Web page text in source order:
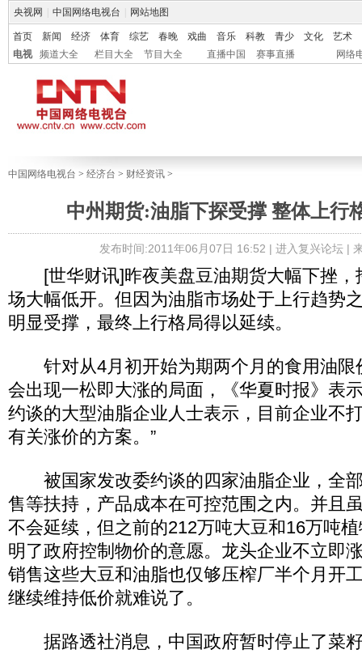
央视网 中国网络电视台 网站地图
首页 新闻 经济 体育 综艺 春晚 戏曲 音乐 科教 青少 文化
艺术
电视
频道大全 栏目大全 节目大全 直播中国 赛事直播 网络
中国网络电视台 > 经济台 > 财经资讯 >
中州期货:油脂下探受撑 整体上行
发布时间:2011年06月07日 16:52 | 进入复兴论坛|
[世华财讯]昨夜美盘豆油期货大幅下挫，
场大幅低开。但因为油脂市场处于上行趋势
明显受撑，最终上行格局得以延续。
针对从4月初开始为期两个月的食用油限
会出现一松即大涨的局面，《华夏时报》表
约谈的大型油脂企业人士表示，目前企业不
有关涨价的方案。”
被国家发改委约谈的四家油脂企业，全
售等扶持，产品成本在可控范围之内。并且
不会延续，但之前的212万吨大豆和16万吨
明了政府控制物价的意愿。龙头企业不立即
销售这些大豆和油脂也仅够压榨厂半个月开
继续维持低价就难说了。
据路透社消息，中国政府暂时停止了菜